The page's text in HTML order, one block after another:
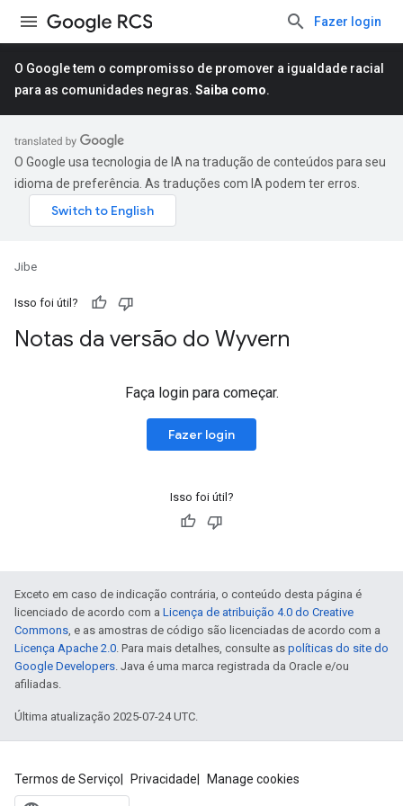
Fazer login
O Google tem o compromisso de promover a igualdade racial
para as comunidades negras. Saiba como.
O Google usa tecnologia de IA na tradução de conteúdos para seu
idioma de preferência. As traduções com IA podem ter erros.
Jibe
Isso foi útil?
Notas da versão do Wyvern
Faça login para começar.
Fazer login
Isso foi útil?
Exceto em caso de indicação contrária, o conteúdo desta página é
licenciado de acordo com a Licença de atribuição 4.0 do Creative
Commons, e as amostras de código são licenciadas de acordo com a
Licença Apache 2.0. Para mais detalhes, consulte as políticas do site do
Google Developers. Java é uma marca registrada da Oracle e/ou
afiliadas.
Última atualização 2025-07-24 UTC.
Termos de Serviço Privacidade Manage cookies